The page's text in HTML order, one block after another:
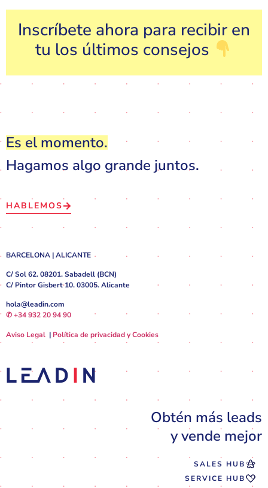
Inscríbete ahora para recibir en
tu los últimos consejos
Es el momento.
Hagamos algo grande juntos.
HABLEMOS
BARCELONA | ALICANTE
C/ Sol 62. 08201. Sabadell (BCN)
C/ Pintor Gisbert 10. 03005. Alicante
hola@leadin.com
✆ +34 932 20 94 90
Aviso Legal | Política de privacidad y Cookies
Obtén más leads
y vende mejor
SALES HUB
SERVICE HUB